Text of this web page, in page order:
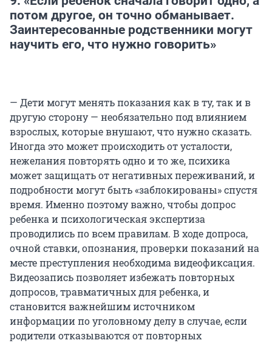
потом другое, он точно обманывает.
Заинтересованные родственники могут
научить его, что нужно говорить»
— Дети могут менять показания как в ту, так и в
другую сторону — необязательно под влиянием
взрослых, которые внушают, что нужно сказать.
Иногда это может происходить от усталости,
нежелания повторять одно и то же, психика
может защищать от негативных переживаний, и
подробности могут быть «заблокированы» спустя
время. Именно поэтому важно, чтобы допрос
ребенка и психологическая экспертиза
проводились по всем правилам. В ходе допроса,
очной ставки, опознания, проверки показаний на
месте преступления необходима видеофиксация.
Видеозапись позволяет избежать повторных
допросов, травматичных для ребенка, и
становится важнейшим источником
информации по уголовному делу в случае, если
родители отказываются от повторных